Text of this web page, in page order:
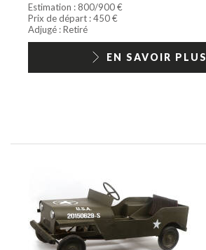
Estimation : 800/900 €
Prix de départ : 450 €
Adjugé : Retiré
EN SAVOIR PLUS